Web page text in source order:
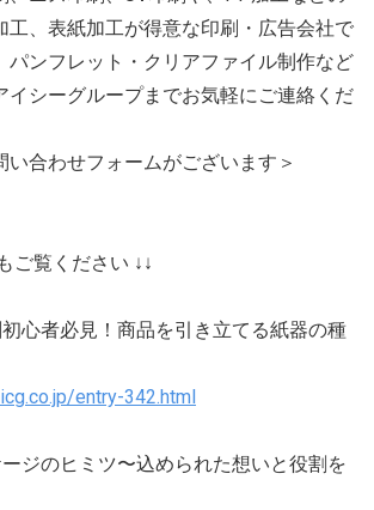
工、表紙加工が得意な印刷・広告会社で
パンフレット・クリアファイル制作など
イシーグループまでお気軽にご連絡くだ
い合わせフォームがございます＞
ご覧ください ↓↓
心者必見！商品を引き立てる紙器の種
entry-342.html
ジのヒミツ〜込められた想いと役割を